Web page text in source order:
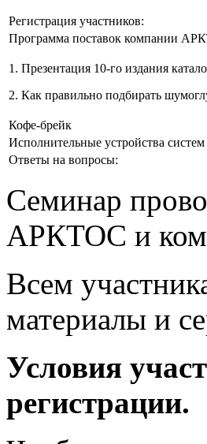
Регистрация участников:
Программа поставок компании
1. Презентация 10-го издания
2. Как правильно подбирать
Кофе-брейк
Исполнительные устройства
Ответы на вопросы:
Семинар
АРКТОС и
Всем
материалы и
Условия
регистрации.